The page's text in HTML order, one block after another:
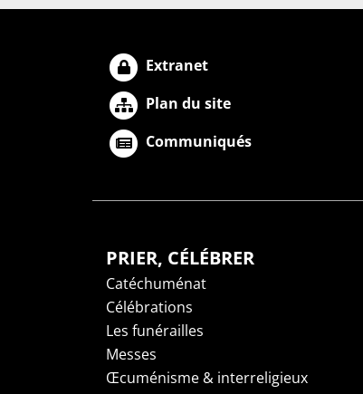
Extranet
Plan du site
Communiqués
PRIER, CÉLÉBRER
Catéchuménat
Célébrations
Les funérailles
Messes
Œcuménisme & interreligieux